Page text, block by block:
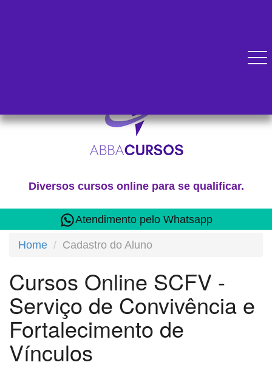
Atendimento pelo Whatsapp
Diversos cursos online para se qualificar.
Home Cadastro do Aluno
Cursos Online SCFV -
Serviço de Convivência e
Fortalecimento de
Vínculos